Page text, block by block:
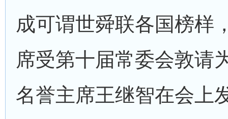
成可谓世舜联各国榜样
席受第十届常委会敦请
名誉主席王继智在会上